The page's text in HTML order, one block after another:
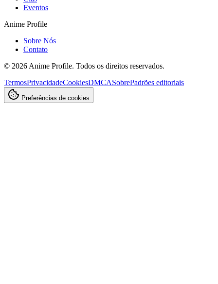
Eventos
Anime Profile
Sobre Nós
Contato
© 2026 Anime Profile. Todos os direitos reservados.
TermosPrivacidadeCookiesDMCASobrePadrões editoriais
Preferências de cookies